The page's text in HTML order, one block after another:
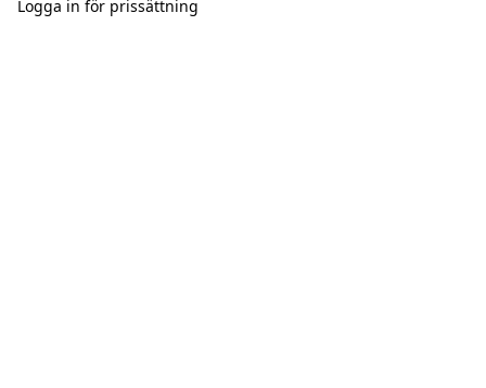
Logga in för prissättning